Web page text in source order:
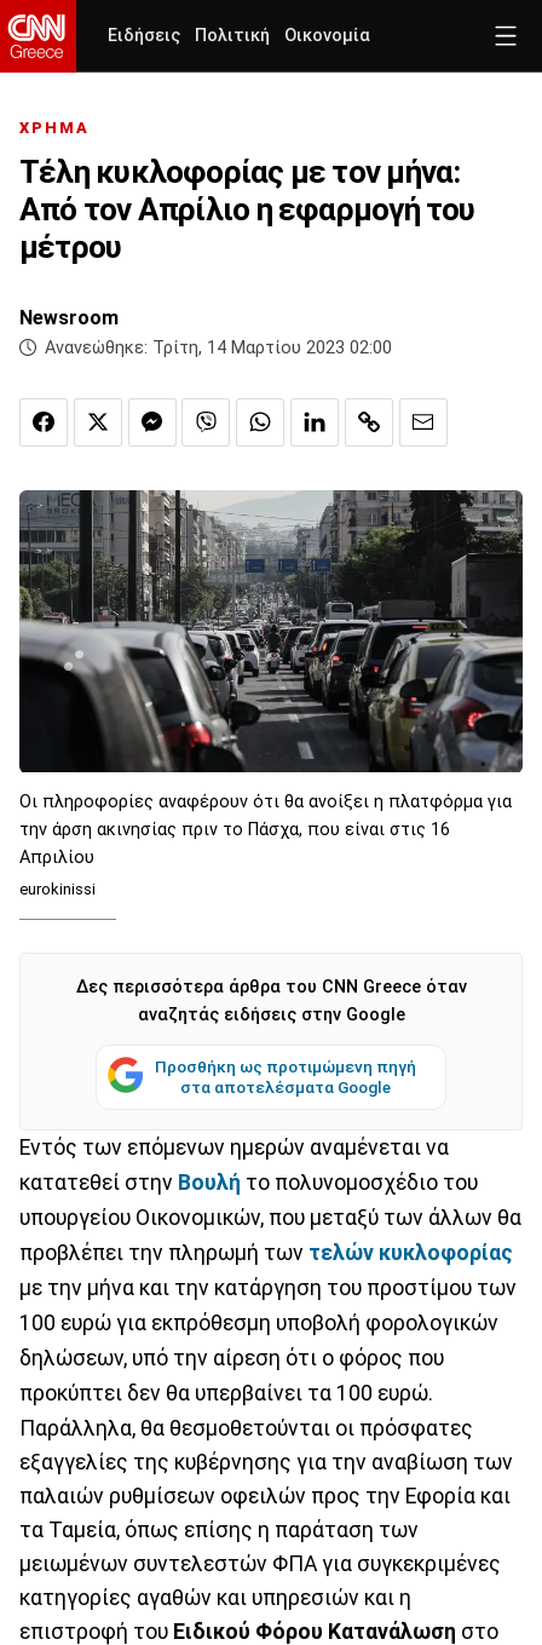
Ειδήσεις Πολιτική Οικονομία
ΧΡΗΜΑ
Τέλη κυκλοφορίας με τον μήνα:
Από τον Απρίλιο η εφαρμογή του
μέτρου
Newsroom
Ανανεώθηκε: Τρίτη, 14 Μαρτίου 2023 02:00
Oι πληροφορίες αναφέρουν ότι θα ανοίξει η πλατφόρμα για
την άρση ακινησίας πριν το Πάσχα, που είναι στις 16
Απριλίου
eurokinissi
Δες περισσότερα άρθρα του CNN Greece όταν
αναζητάς ειδήσεις στην Google
Προσθήκη ως προτιμώμενη πηγή
στα αποτελέσματα Google
Εντός των επόμενων ημερών αναμένεται να
κατατεθεί στην Βουλή το πολυνομοσχέδιο του
υπουργείου Οικονομικών, που μεταξύ των άλλων θα
προβλέπει την πληρωμή των τελών κυκλοφορίας
με την μήνα και την κατάργηση του προστίμου των
100 ευρώ για εκπρόθεσμη υποβολή φορολογικών
δηλώσεων, υπό την αίρεση ότι ο φόρος που
προκύπτει δεν θα υπερβαίνει τα 100 ευρώ.
Παράλληλα, θα θεσμοθετούνται οι πρόσφατες
εξαγγελίες της κυβέρνησης για την αναβίωση των
παλαιών ρυθμίσεων οφειλών προς την Εφορία και
τα Ταμεία, όπως επίσης η παράταση των
μειωμένων συντελεστών ΦΠΑ για συγκεκριμένες
κατηγορίες αγαθών και υπηρεσιών και η
επιστροφή του Ειδικού Φόρου Κατανάλωση στο